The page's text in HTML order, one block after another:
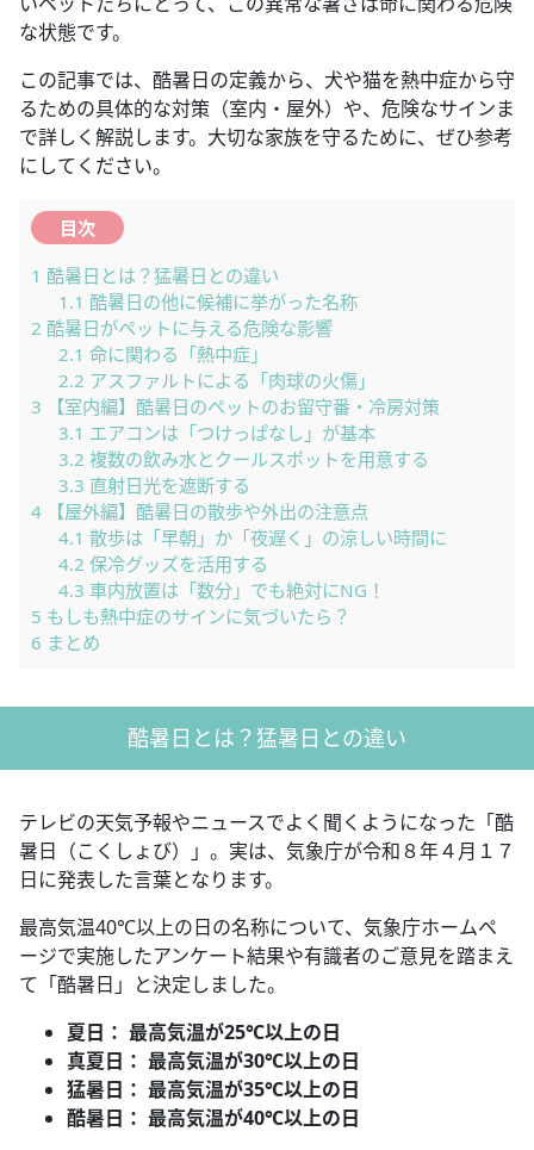
な状態です。
この記事では、酷暑日の定義から、犬や猫を熱中症から守
るための具体的な対策（室内・屋外）や、危険なサインま
で詳しく解説します。大切な家族を守るために、ぜひ参考
にしてください。
目次
1 酷暑日とは？猛暑日との違い
1.1 酷暑日の他に候補に挙がった名称
2 酷暑日がペットに与える危険な影響
2.1 命に関わる「熱中症」
2.2 アスファルトによる「肉球の火傷」
3 【室内編】酷暑日のペットのお留守番・冷房対策
3.1 エアコンは「つけっぱなし」が基本
3.2 複数の飲み水とクールスポットを用意する
3.3 直射日光を遮断する
4 【屋外編】酷暑日の散歩や外出の注意点
4.1 散歩は「早朝」か「夜遅く」の涼しい時間に
4.2 保冷グッズを活用する
4.3 車内放置は「数分」でも絶対にNG！
5 もしも熱中症のサインに気づいたら？
6 まとめ
酷暑日とは？猛暑日との違い
テレビの天気予報やニュースでよく聞くようになった「酷
暑日（こくしょび）」。実は、気象庁が令和８年４月１７
日に発表した言葉となります。
最高気温40℃以上の日の名称について、気象庁ホームペ
ージで実施したアンケート結果や有識者のご意見を踏まえ
て「酷暑日」と決定しました。
夏日： 最高気温が25℃以上の日
真夏日： 最高気温が30℃以上の日
猛暑日： 最高気温が35℃以上の日
酷暑日： 最高気温が40℃以上の日